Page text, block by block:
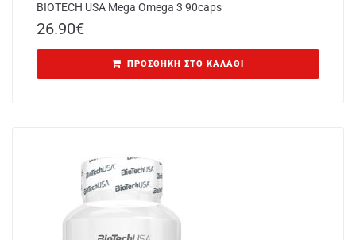
BIOTECH USA Mega Omega 3 90caps
26.90€
ΠΡΟΣΘΉΚΗ ΣΤΟ ΚΑΛΆΘΙ